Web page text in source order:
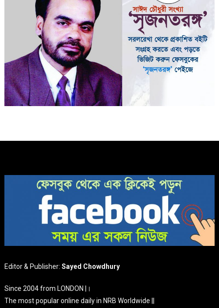
Editor & Publisher:Sayed Chowdhury
Since 2004 from LONDON |।
The most popular online daily in NRB Worldwide ||